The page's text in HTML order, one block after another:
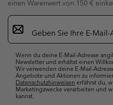
einen Warenwert von 150 €
Newsletter-
Anmeldung
Wenn du deine E-Mail-Adresse
Newsletter und erhältst einen
Wir verwenden deine E-Mail-
Angebote und Aktionen zu
Datenschutzhinweisen erfährst du,
Marketingzwecke verarbeiten und
kannst.